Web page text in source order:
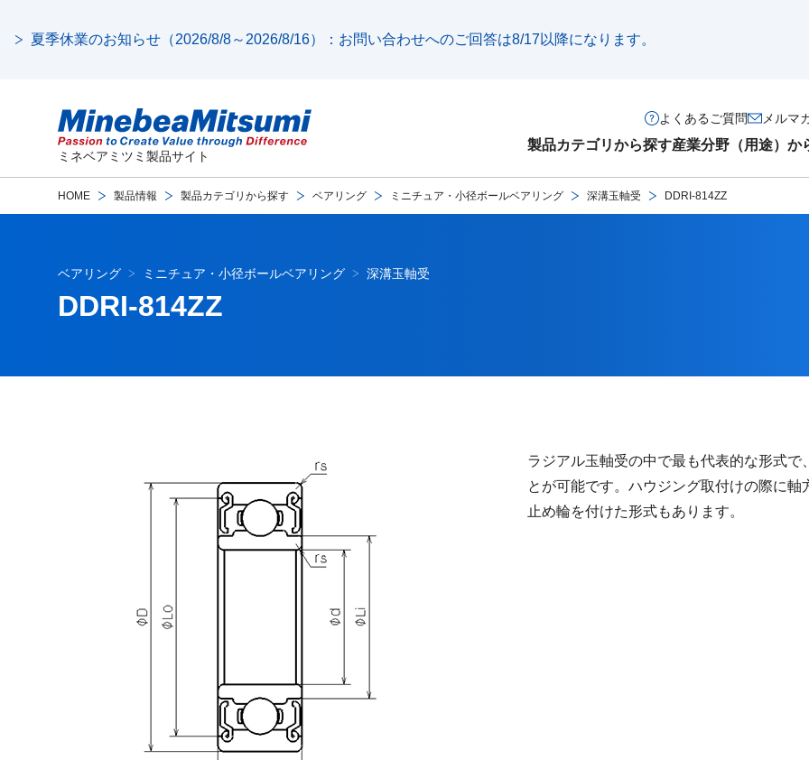
夏季休業のお知らせ（2026/8/8～2026/8/16）：お問い合わせへのご回答は8/17以降になります。
ミネベアミツミ製品サイト
製品カテゴリから探す産業分野（用途）か
よくあるご質問 メルマ
HOME 製品情報 製品カテゴリから探す ベアリング ミニチュア・小径ボールベアリング 深溝玉軸受 DDRI-814ZZ
ベアリング ミニチュア・小径ボールベアリング 深溝玉軸受
DDRI-814ZZ
ラジアル玉軸受の中で最も代表的な形式
とが可能です。ハウジング取付けの際に
止め輪を付けた形式もあります。